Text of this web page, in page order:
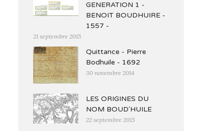
GENERATION 1 -
BENOIT BOUDHUIRE -
1557 -
21 septembre 2015
Quittance - Pierre
Bodhuile - 1692
30 novembre 2014
LES ORIGINES DU
NOM BOUD'HUILE
22 septembre 2015